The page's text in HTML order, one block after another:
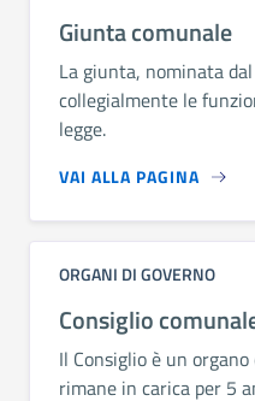
Giunta comunale
La giunta, nominata
collegialmente le
legge.
VAI ALLA PAGINA
ORGANI DI GOVERNO
Consiglio
Il Consiglio è un
rimane in carica per 5